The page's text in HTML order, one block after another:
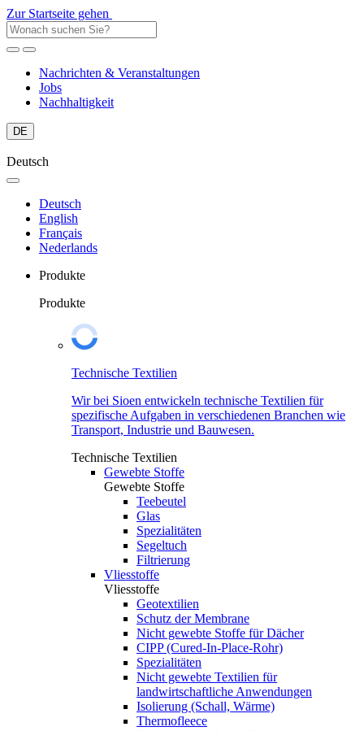
Zur Startseite gehen
Nachrichten & Veranstaltungen
Jobs
Nachhaltigkeit
DE
Deutsch
Deutsch
English
Français
Nederlands
Produkte
Produkte
Technische Textilien
Wir bei Sioen entwickeln technische Textilien für
spezifische Aufgaben in verschiedenen Branchen wie
Transport, Industrie und Bauwesen.
Technische Textilien
Gewebte Stoffe
Gewebte Stoffe
Teebeutel
Glas
Spezialitäten
Segeltuch
Filtrierung
Vliesstoffe
Vliesstoffe
Geotextilien
Schutz der Membrane
Nicht gewebte Stoffe für Dächer
CIPP (Cured-In-Place-Rohr)
Spezialitäten
Nicht gewebte Textilien für
landwirtschaftliche Anwendungen
Isolierung (Schall, Wärme)
Thermofleece